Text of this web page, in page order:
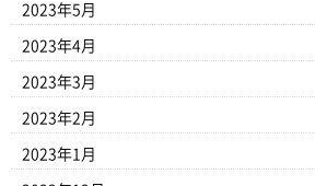
2023年5月
2023年4月
2023年3月
2023年2月
2023年1月